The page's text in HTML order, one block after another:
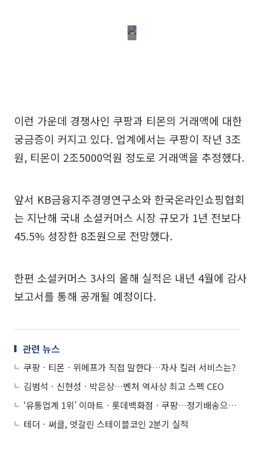
이런 가운데 경쟁사인 쿠팡과 티몬의 거래액에 대한
궁금증이 커지고 있다. 업계에서는 쿠팡이 작년 3조
원, 티몬이 2조5000억원 정도로 거래액을 추정했다.
앞서 KB금융지주경영연구소와 한국온라인쇼핑협회
는 지난해 국내 소셜커머스 시장 규모가 1년 전보다
45.5% 성장한 8조원으로 전망했다.
한편 소셜커머스 3사의 올해 실적은 내년 4월에 감사
보고서를 통해 공개될 예정이다.
관련 뉴스
쿠팡ㆍ티몬ㆍ위메프가 직접 말한다…자사 킬러 서비스는?
김범석ㆍ신현성ㆍ박은상…벤처 역사상 최고 스펙 CEO
‘유통업계 1위’ 이마트ㆍ롯데백화점ㆍ쿠팡…정기배송으로 차별화
테더ㆍ써클, 엇갈린 스테이블코인 2분기 실적